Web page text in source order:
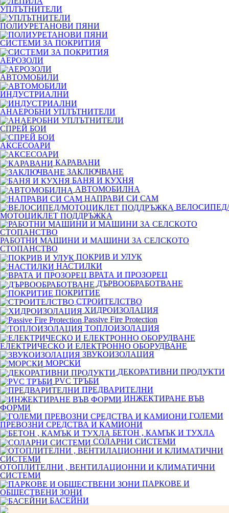
УПЛЪТНИТЕЛИ
ПОЛИУРЕТАНОВИ ПЯНИ
СИСТЕМИ ЗА ПОКРИТИЯ
АЕРОЗОЛИ
АВТОМОБИЛИ
ИНДУСТРИАЛНИ
АНАЕРОБНИ УПЛЪТНИТЕЛИ
СПРЕЙ БОИ
АКСЕСОАРИ
КАРАВАНИ
ЗАКЛЮЧВАНЕ
БАНЯ И КУХНЯ
АВТОМОБИЛНА
НАПРАВИ СИ САМ
ВЕЛОСИПЕД/
МОТОЦИКЛЕТ ПОДДРЪЖКА
РАБОТНИ МАШИНИ И МАШИНИ ЗА СЕЛСКОТО
СТОПАНСТВО
ПОКРИВ И УЛУК
НАСТИЛКИ
ВРАТА И ПРОЗОРЕЦ
ДЪРВООБРАБОТВАНЕ
ПОКРИТИЕ
СТРОИТЕЛСТВО
ХИДРОИЗОЛАЦИЯ
Passive Fire Protection
ТОПЛОИЗОЛАЦИЯ
ЕЛЕКТРИЧЕСКО И ЕЛЕКТРОННО ОБОРУДВАНЕ
ЗВУКОИЗОЛАЦИЯ
МОРСКИ
ДЕКОРАТИВНИ ПРОДУКТИ
PVC ТРЪБИ
ПРЕДВАРИТЕЛНИ
ИНЖЕКТИРАНЕ ВЪВ
ФОРМИ
ГОЛЕМИ
ПРЕВОЗНИ СРЕДСТВА И КАМИОНИ
БЕТОН , КАМЪК И ТУХЛА
СОЛАРНИ СИСТЕМИ
ОТОПЛИТЕЛНИ , ВЕНТИЛАЦИОННИ И КЛИМАТИЧНИ
СИСТЕМИ
ПАРКОВЕ И
ОБЩЕСТВЕНИ ЗОНИ
БАСЕЙНИ